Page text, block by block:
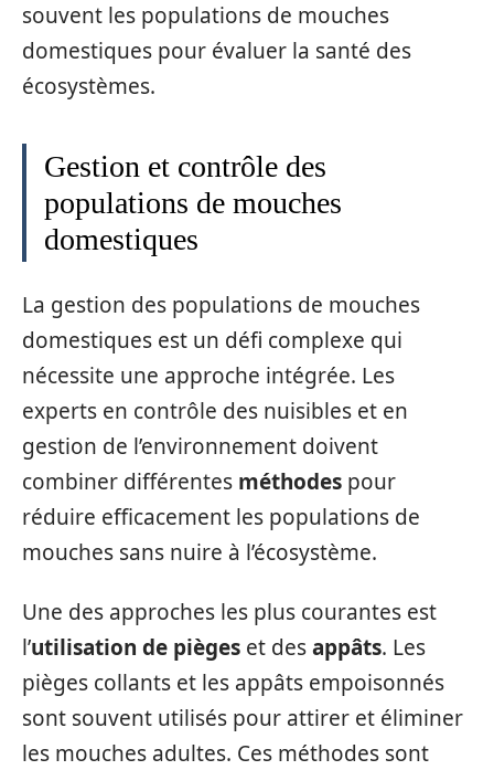
souvent les populations de mouches
domestiques pour évaluer la santé des
écosystèmes.
Gestion et contrôle des
populations de mouches
domestiques
La gestion des populations de mouches
domestiques est un défi complexe qui
nécessite une approche intégrée. Les
experts en contrôle des nuisibles et en
gestion de l’environnement doivent
combiner différentes méthodes pour
réduire efficacement les populations de
mouches sans nuire à l’écosystème.
Une des approches les plus courantes est
l’utilisation de pièges et desappâts. Les
pièges collants et les appâts empoisonnés
sont souvent utilisés pour attirer et éliminer
les mouches adultes. Ces méthodes sont